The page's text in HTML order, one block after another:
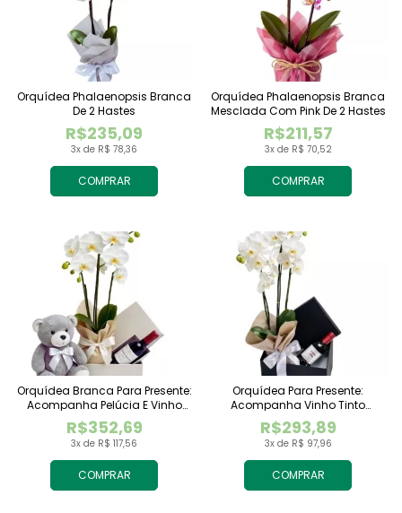
COMPRAR
3x de R$ 78,36
R$235,09
Orquídea Phalaenopsis Branca
De 2 Hastes
COMPRAR
3x de R$ 70,52
R$211,57
Orquídea Phalaenopsis Branca
Mesclada Com Pink De 2 Hastes
COMPRAR
3x de R$ 117,56
R$352,69
Orquídea Branca Para Presente:
Acompanha Pelúcia E Vinho
Tinto Importado
COMPRAR
3x de R$ 97,96
R$293,89
Orquídea Para Presente:
Acompanha Vinho Tinto
Importado